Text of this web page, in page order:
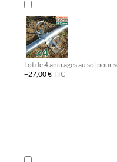
Lot de 4 ancrages au sol pour
+27,00 €TTC